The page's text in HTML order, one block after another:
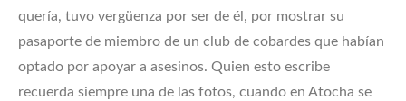
quería, tuvo vergüenza por ser de él, por mostrar su
pasaporte de miembro de un club de cobardes que habían
optado por apoyar a asesinos. Quien esto escribe
recuerda siempre una de las fotos, cuando en Atocha se